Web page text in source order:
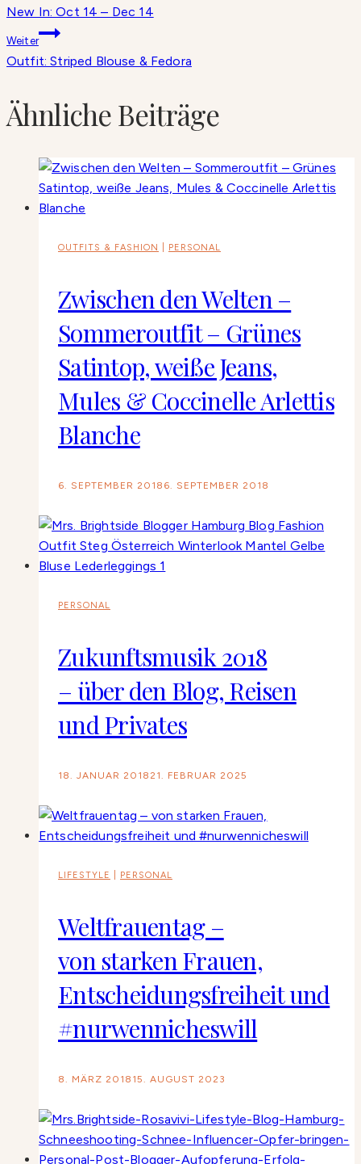
New In: Oct 14 – Dec 14
Weiter
Outfit: Striped Blouse & Fedora
Ähnliche Beiträge
OUTFITS & FASHION PERSONAL
Zwischen den Welten –
Sommeroutfit – Grünes
Satintop, weiße Jeans,
Mules & Coccinelle Arlettis
Blanche
6. SEPTEMBER 2018 6. SEPTEMBER 2018
PERSONAL
Zukunftsmusik 2018
– über den Blog, Reisen
und Privates
18. JANUAR 2018 21. FEBRUAR 2025
LIFESTYLE PERSONAL
Weltfrauentag –
von starken Frauen,
Entscheidungsfreiheit und
#nurwennicheswill
8. MÄRZ 2018 15. AUGUST 2023